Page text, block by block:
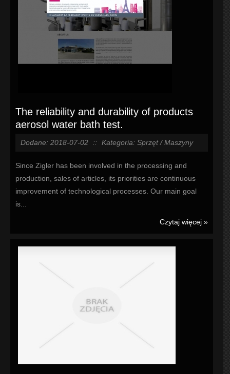
The reliability and durability of products
aerosol water bath test.
Dodane: 2018-07-02 :: Kategoria: Sprzęt / Maszyny
Since Zigler has been involved in the processing and
production, sales of articles, its priorities are continuous
improvement of technological processes. Our main goal
is...
Czytaj więcej »